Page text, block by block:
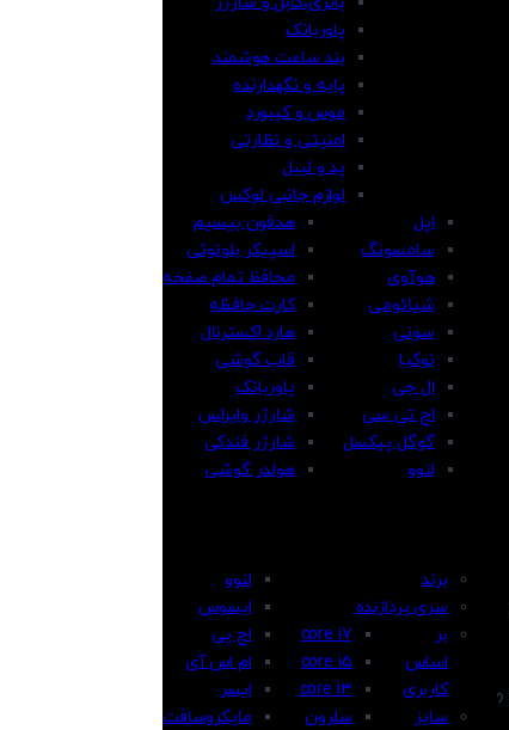
پاوربانک
بند ساعت هوشمند
پایه و نگهدارنده
موس و کیبورد
امنیتی و نظارتی
پد و لیبل
لوازم جانبی لوکس
هدفون بیسیم
اسپیکر بلوتوثی
محافظ تمام صفحه
کارت حافظه
هارد اکسترنال
قاب گوشی
پاوربانک
شارژر وایرلس
شارژر فندکی
هولدر گوشی
اپل
سامسونگ
هوآوی
شیائومی
سونی
نوکیا
ال جی
اچ تی سی
گوگل پیکسل
لنوو
برند
لنوو
ایسوس
اچ پی
ام اس آی
ایسر
مایکروسافت
سری پردازنده
core i7
core i5
core i3
سلرون
بر
اساس
کاربری
سایز